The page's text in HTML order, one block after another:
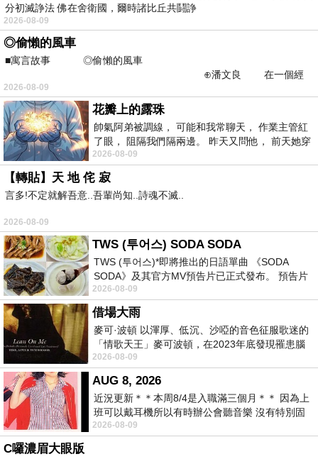
分初滅諍法 佛在舍衛國，爾時諸比丘共鬪諍
2026-08-09
◎偷懶的風車
■寓言故事 ◎偷懶的風車
⊕潘文良 在一個經
常颳風的山丘上—&m
2026-08-09
花瓣上的露珠
帥氣阿弟被調線， 可能和我常聊天， 作業主管紅
了眼， 阻隔我們隔兩邊。 昨天又問他， 前天她穿
什麼顏色衣服， 不經
2026-08-09
【轉貼】天 地 侘 寂
言多!不定就解吾意..吾輩尚知..詩魂不滅..
2026-08-09
TWS (투어스) SODA SODA
TWS (투어스)*即將推出的日語單曲 《SODA
SODA》及其官方MV預告片已正式發布。 預告片
一經發布， 就引發了粉絲們對這次夏季回
2026-08-09
借場大雨
麥可·波頓 以渾厚、低沉、沙啞的音色征服歌迷的
「情歌天王」麥可波頓，在2023年底發現罹患腦
瘤「祈禱早日康復，一切都好」。
2026-08-09
AUG 8, 2026
近況更新＊＊本周8/4是入職滿三個月＊＊ 因為上
班可以戴耳機所以有時辦公會聽音樂 沒有特別固
定哪天但就是一周某一天會固定聽'90
2026-08-09
C囉濃眉大眼版